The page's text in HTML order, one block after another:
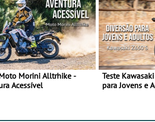
Morini Alltrhike -
Acessível
Teste
para Jovens e